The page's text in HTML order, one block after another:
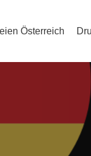
Österreich